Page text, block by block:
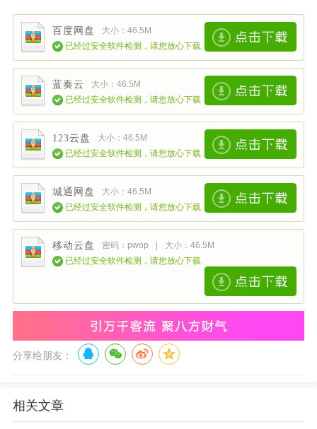
百度网盘
大小：46.5M
已经过安全软件检测，请您放心下载
蓝奏云
大小：46.5M
已经过安全软件检测，请您放心下载
123云盘
大小：46.5M
已经过安全软件检测，请您放心下载
城通网盘
大小：46.5M
已经过安全软件检测，请您放心下载
移动云盘 密码：pwop |
大小：46.5M
已经过安全软件检测，请您放心下载
分享给朋友：
相关文章